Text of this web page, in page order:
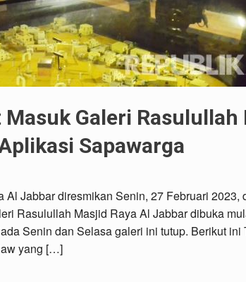
Galeri Rasulullah
Sapawarga
Jabbar diresmikan Senin, 27 Februari 2023,
Rasulullah Masjid Raya Al Jabbar dibuka
Senin dan Selasa galeri ini tutup. Berikut ini
yang […]